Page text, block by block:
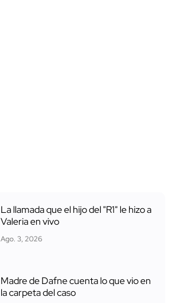
La llamada que el hijo del "R1" le hizo a
Valeria en vivo
Ago. 3, 2026
Madre de Dafne cuenta lo que vio en
la carpeta del caso